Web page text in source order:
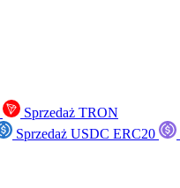
Sprzedaż TRON
Sprzedaż USDC ERC20